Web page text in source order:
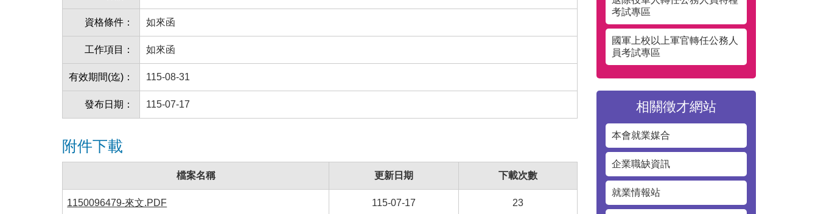
資格條件： 如來函
工作項目： 如來函
有效期間(迄)： 115-08-31
發布日期： 115-07-17
附件下載
檔案名稱 更新日期 下載次數
1150096479-來文.PDF 115-07-17 23
考試專區
國軍上校以上軍官轉任公務人
員考試專區
相關徵才網站
本會就業媒合
企業職缺資訊
就業情報站